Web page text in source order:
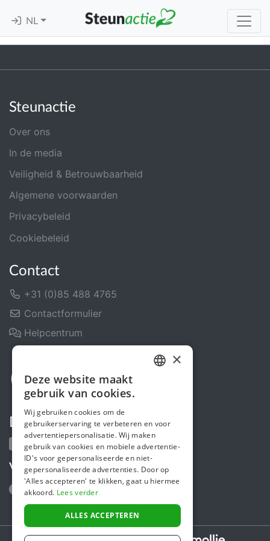
NL
Steunactie
Over ons
In de media
Veiligheid & Betrouwbaarheid
Algemene voorwaarden
Privacybeleid
Cookiebeleid
Contact
+31 (0)85 488 4765
Contactformulier
Helpcentrum
Deel ons
Volg ons
Secure payments powered by
ENGLISH
×
Deze website maakt
gebruik van cookies.
Wij gebruiken cookies om de
gebruikerservaring te verbeteren en voor
advertentiepersonalisatie. Wij maken
gebruik van cookies en mobiele advertentie-
ID's voor gepersonaliseerde en niet-
gepersonaliseerde advertenties. Door op
'Alles accepteren' te klikken, gaat u hiermee
akkoord. Lees verder
ALLES ACCEPTEREN